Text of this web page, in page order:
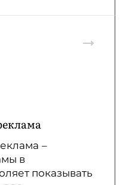
–
в
показывать